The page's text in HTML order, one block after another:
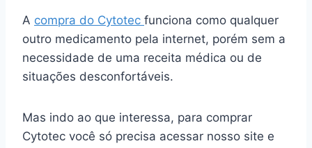
A compra do Cytotec funciona como qualquer
outro medicamento pela internet, porém sem a
necessidade de uma receita médica ou de
situações desconfortáveis.
Mas indo ao que interessa, para comprar
Cytotec você só precisa acessar nosso site e